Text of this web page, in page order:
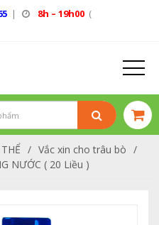
| 8h – 19h00 (
/ Vắc xin cho trâu bò /
NƯỚC ( 20 Liều )